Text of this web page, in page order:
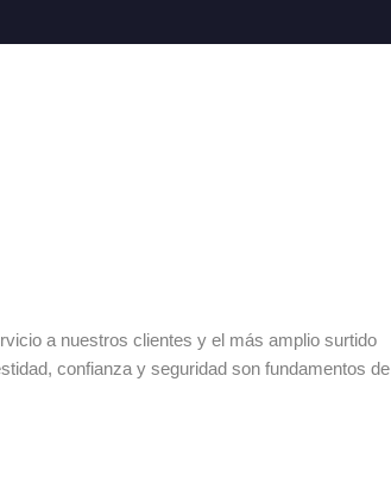
a nuestros clientes y el más amplio surtido
confianza y seguridad son fundamentos de